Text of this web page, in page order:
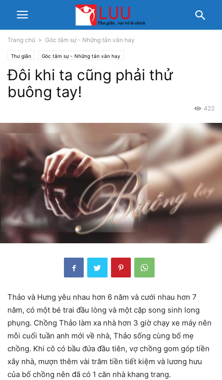
Trang chủ Góc tâm sự - Những tản văn hay
Thư giãn Góc tâm sự - Những tản văn hay
Đôi khi ta cũng phải thử
buông tay!
422
Thảo và Hưng yêu nhau hơn 6 năm và cưới nhau hơn 7
năm, có một bé trai đầu lòng và một cặp song sinh long
phụng. Chồng Thảo làm xa nhà hơn 3 giờ chạy xe máy nên
mỗi cuối tuần anh mới về nhà, Thảo sống cùng bố mẹ
chồng. Khi cô có bầu đứa đầu tiên, vợ chồng gom góp tiền
xây nhà, mượn thêm vài trăm tiền tiết kiệm và lương hưu
của bố chồng nên đã có 1 căn nhà khang trang.